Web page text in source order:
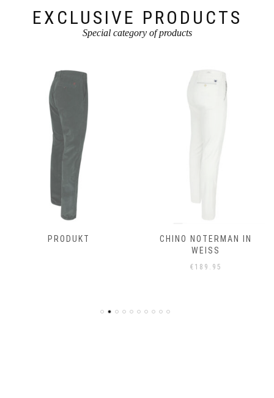
werden
werden
EXCLUSIVE PRODUCTS
Special category of products
PRODUKT
CHINO NOTERMAN IN
WEISS
€ 189.95